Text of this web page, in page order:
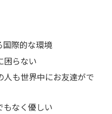
国際的な環境
困らない
人も世界中にお友達がで
もなく優しい